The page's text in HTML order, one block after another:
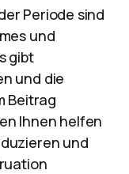
Periode sind
und
gibt
und die
Beitrag
Ihnen helfen
und